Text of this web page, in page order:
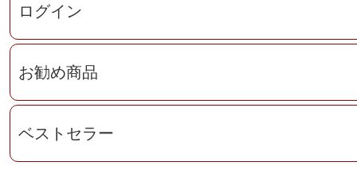
ログイン
お勧め商品
ベストセラー